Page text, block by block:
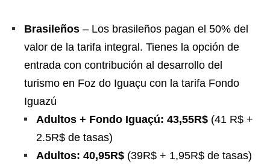
Brasileños – Los brasileños pagan el 50% del
valor de la tarifa integral. Tienes la opción de
entrada con contribución al desarrollo del
turismo en Foz do Iguaçu con la tarifa Fondo
Iguazú
Adultos + Fondo Iguaçú: 43,55R$ (41 R$ +
2.5R$ de tasas)
Adultos: 40,95R$ (39R$ + 1,95R$ de tasas)